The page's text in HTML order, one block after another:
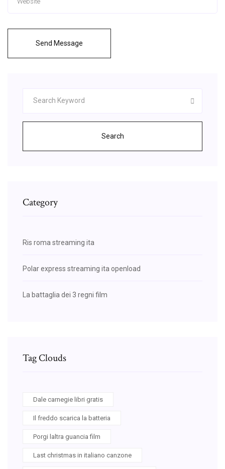
Send Message
Search
Category
Ris roma streaming ita
Polar express streaming ita openload
La battaglia dei 3 regni film
Tag Clouds
Dale carnegie libri gratis
Il freddo scarica la batteria
Porgi laltra guancia film
Last christmas in italiano canzone